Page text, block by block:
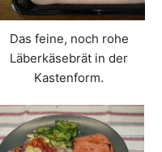
Das feine, noch rohe
Läberkäsebrät in der
Kastenform.